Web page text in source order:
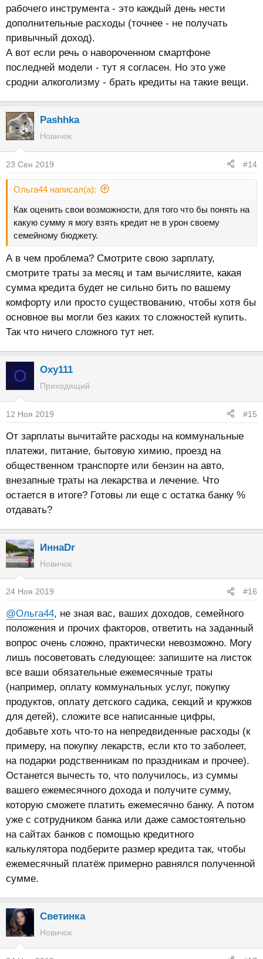
рабочего инструмента - это каждый день нести
дополнительные расходы (точнее - не получать
привычный доход).
А вот если речь о навороченном смартфоне
последней модели - тут я согласен. Но это уже
сродни алкоголизму - брать кредиты на такие вещи.
Pashhka
Новичок
23 Сен 2019 #14
Ольга44 написал(а):
Как оценить свои возможности, для того что бы понять на
какую сумму я могу взять кредит не в урон своему
семейному бюджету.
А в чем проблема? Смотрите свою зарплату,
смотрите траты за месяц и там вычисляите, какая
сумма кредита будет не сильно бить по вашему
комфорту или просто существованию, чтобы хотя бы
основное вы могли без каких то сложностей купить.
Так что ничего сложного тут нет.
O Oxy111
Приходящий
12 Ноя 2019 #15
От зарплаты вычитайте расходы на коммунальные
платежи, питание, бытовую химию, проезд на
общественном транспорте или бензин на авто,
внезапные траты на лекарства и лечение. Что
остается в итоге? Готовы ли еще с остатка банку %
отдавать?
ИннаDr
Новичок
24 Ноя 2019 #16
@Ольга44, не зная вас, ваших доходов, семейного
положения и прочих факторов, ответить на заданный
вопрос очень сложно, практически невозможно. Могу
лишь посоветовать следующее: запишите на листок
все ваши обязательные ежемесячные траты
(например, оплату коммунальных услуг, покупку
продуктов, оплату детского садика, секций и кружков
для детей), сложите все написанные цифры,
добавьте хоть что-то на непредвиденные расходы (к
примеру, на покупку лекарств, если кто то заболеет,
на подарки родственникам по праздникам и прочее).
Останется вычесть то, что получилось, из суммы
вашего ежемесячного дохода и получите сумму,
которую сможете платить ежемесячно банку. А потом
уже с сотрудником банка или даже самостоятельно
на сайтах банков с помощью кредитного
калькулятора подберите размер кредита так, чтобы
ежемесячный платёж примерно равнялся полученной
сумме.
Светинка
Новичок